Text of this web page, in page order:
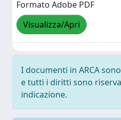
Formato Adobe PDF
Visualizza/Apri
I documenti in ARCA
e tutti i diritti sono
indicazione.